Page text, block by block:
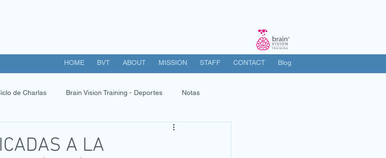
HOME BVT ABOUT MISSION STAFF CONTACT Blog
de Charlas Brain Vision Training - Deportes Notas
A LA